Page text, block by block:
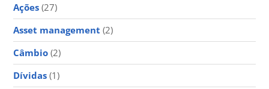
Ações (27)
Asset management (2)
Câmbio (2)
Dívidas (1)